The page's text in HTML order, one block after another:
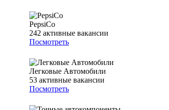
PepsiCo
242 активные вакансии
Посмотреть
Легковые Автомобили
53 активные вакансии
Посмотреть